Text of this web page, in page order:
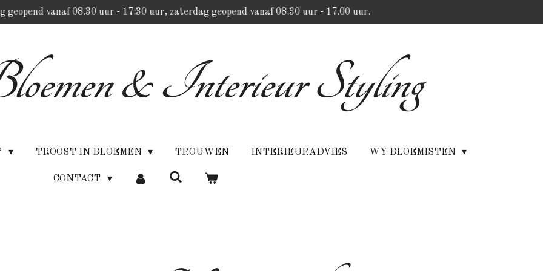
geopend vanaf 08.30 uur - 17:30 uur, zaterdag geopend vanaf 08.30 uur - 17.00 uur.
& Interieur Styling
TROOST IN BLOEMEN TROUWEN INTERIEURADVIES WY BLOEMISTEN
CONTACT